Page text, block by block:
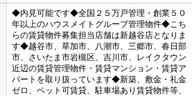
◆内見可能です◆全国２５万戸管理・創業５０
年以上のハウスメイトグループ管理物件◆こち
らの賃貸物件募集担当店舗は新越谷店となりま
す◆越谷市、草加市、八潮市、三郷市、春日部
市、さいたま市岩槻区、吉川市、レイクタウン
近辺の賃貸管理物件・賃貸マンション・賃貸ア
パートを取り扱っています◆新築、敷金・礼金
ゼロ、ペット可賃貸、駐車場あり賃貸物件等、